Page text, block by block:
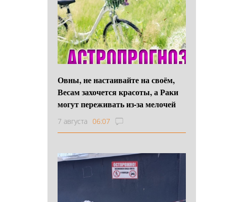
Овны, не настаивайте на своём,
Весам захочется красоты, а Раки
могут переживать из-за мелочей
7 августа 06:07